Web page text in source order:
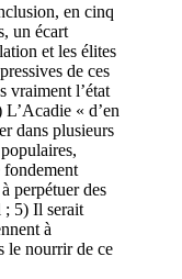
en cinq
un écart
et les élites
de ces
vraiment l’état
L’Acadie « d’en
dans plusieurs
fondement
perpétuer des
; 5) Il serait
à
le nourrir de ce